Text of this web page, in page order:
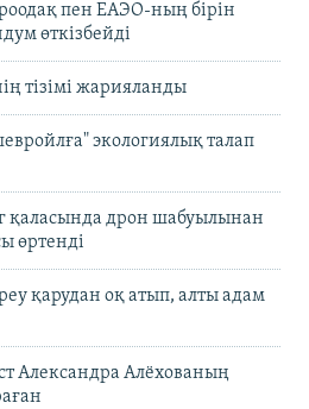
пен ЕАЭО-ның бірін
өткізбейді
тізімі жарияланды
экологиялық талап
қаласында дрон шабуылынан
өртенді
қарудан оқ атып, алты адам
Александра Алёхованың